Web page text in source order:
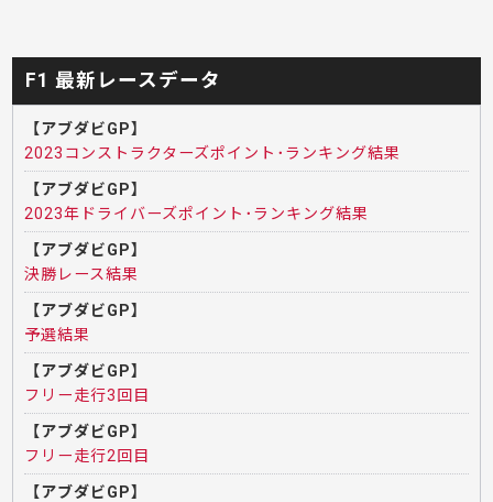
F1 最新レースデータ
【アブダビGP】
2023コンストラクターズポイント･ランキング結果
【アブダビGP】
2023年ドライバーズポイント･ランキング結果
【アブダビGP】
決勝レース結果
【アブダビGP】
予選結果
【アブダビGP】
フリー走行3回目
【アブダビGP】
フリー走行2回目
【アブダビGP】